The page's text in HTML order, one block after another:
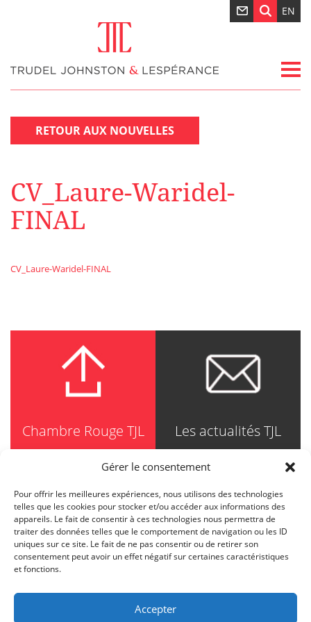
Gérer le consentement
Pour offrir les meilleures expériences, nous utilisons des technologies
telles que les cookies pour stocker et/ou accéder aux informations des
appareils. Le fait de consentir à ces technologies nous permettra de
traiter des données telles que le comportement de navigation ou les ID
uniques sur ce site. Le fait de ne pas consentir ou de retirer son
consentement peut avoir un effet négatif sur certaines caractéristiques
et fonctions.
Accepter
EN
RETOUR AUX NOUVELLES
CV_Laure-Waridel-
FINAL
CV_Laure-Waridel-FINAL
Chambre Rouge TJL Les actualités TJL
TRUDEL JOHNSTON & LESPÉRANCE
Avocats / Barristers & Solicitors
750, Côte de la Place d'Armes, Suite 90
Montréal (Quebec) H2Y 2X8
T514 871-8385
1-844-588-8385
info@tjl.quebec